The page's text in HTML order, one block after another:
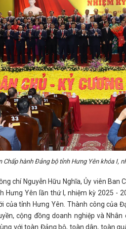
Chấp hành Đảng bộ tỉnh Hưng Yênkhóa I,
chí Nguyễn Hữu Nghĩa, Ủy viên
Hưng Yên lần thứ I, nhiệm kỳ 2025 -
của tỉnh Hưng Yên. Thành công của
cộng đồng doanh nghiệp và
với toàn Đảng bộ, toàn dân, toàn